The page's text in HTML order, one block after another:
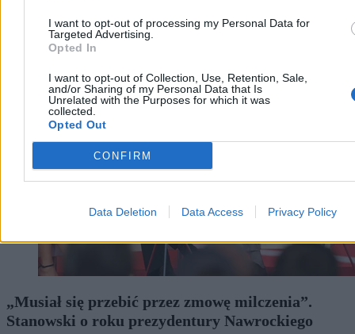
I want to opt-out of processing my Personal Data for
Targeted Advertising.
Opted In
I want to opt-out of Collection, Use, Retention, Sale,
and/or Sharing of my Personal Data that Is
Unrelated with the Purposes for which it was
collected.
Opted Out
CONFIRM
Data Deletion Data Access Privacy Policy
Kraj
„Musiał się przebić przez zmowę milczenia”.
Stanowski o roku prezydentury Nawrockiego